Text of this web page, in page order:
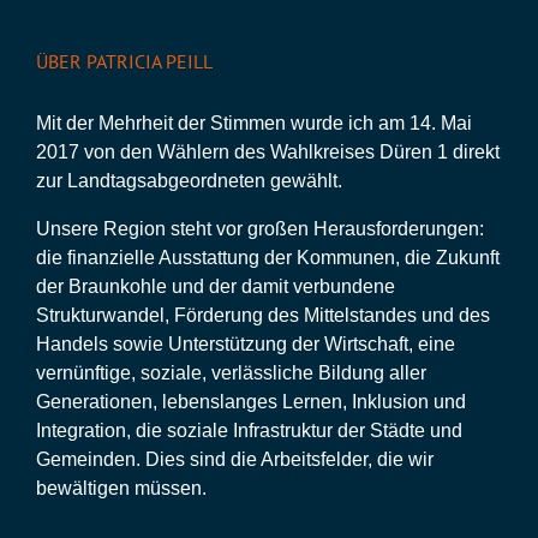
ÜBER PATRICIA PEILL
Mit der Mehrheit der Stimmen wurde ich am 14. Mai
2017 von den Wählern des Wahlkreises Düren 1 direkt
zur Landtagsabgeordneten gewählt.
Unsere Region steht vor großen Herausforderungen:
die finanzielle Ausstattung der Kommunen, die Zukunft
der Braunkohle und der damit verbundene
Strukturwandel, Förderung des Mittelstandes und des
Handels sowie Unterstützung der Wirtschaft, eine
vernünftige, soziale, verlässliche Bildung aller
Generationen, lebenslanges Lernen, Inklusion und
Integration, die soziale Infrastruktur der Städte und
Gemeinden. Dies sind die Arbeitsfelder, die wir
bewältigen müssen.